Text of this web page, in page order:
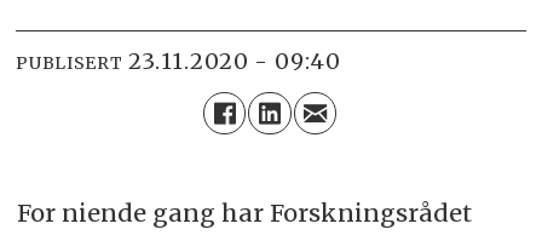
PUBLISERT 23.11.2020 - 09:40
For niende gang har Forskningsrådet